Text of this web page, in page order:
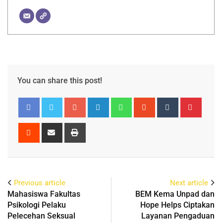
You can share this post!
Previous article
Mahasiswa Fakultas
Psikologi Pelaku
Pelecehan Seksual
Next article
BEM Kema Unpad dan
Hope Helps Ciptakan
Layanan Pengaduan